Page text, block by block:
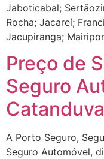
Jaboticabal;
Rocha; Jacareí;
Jacupiranga;
Preço de
Seguro
Catanduva
A Porto Seguro,
Seguro Automóvel,